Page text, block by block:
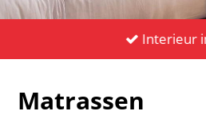
Interieur
Matrassen